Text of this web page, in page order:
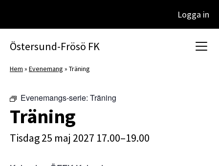
Huvudnavigering
Logga in
Östersund-Frösö FK
Hem » Evenemang » Träning
Evenemangs-serie: Träning
Träning
tisdag 25 maj 2027 17.00–19.00